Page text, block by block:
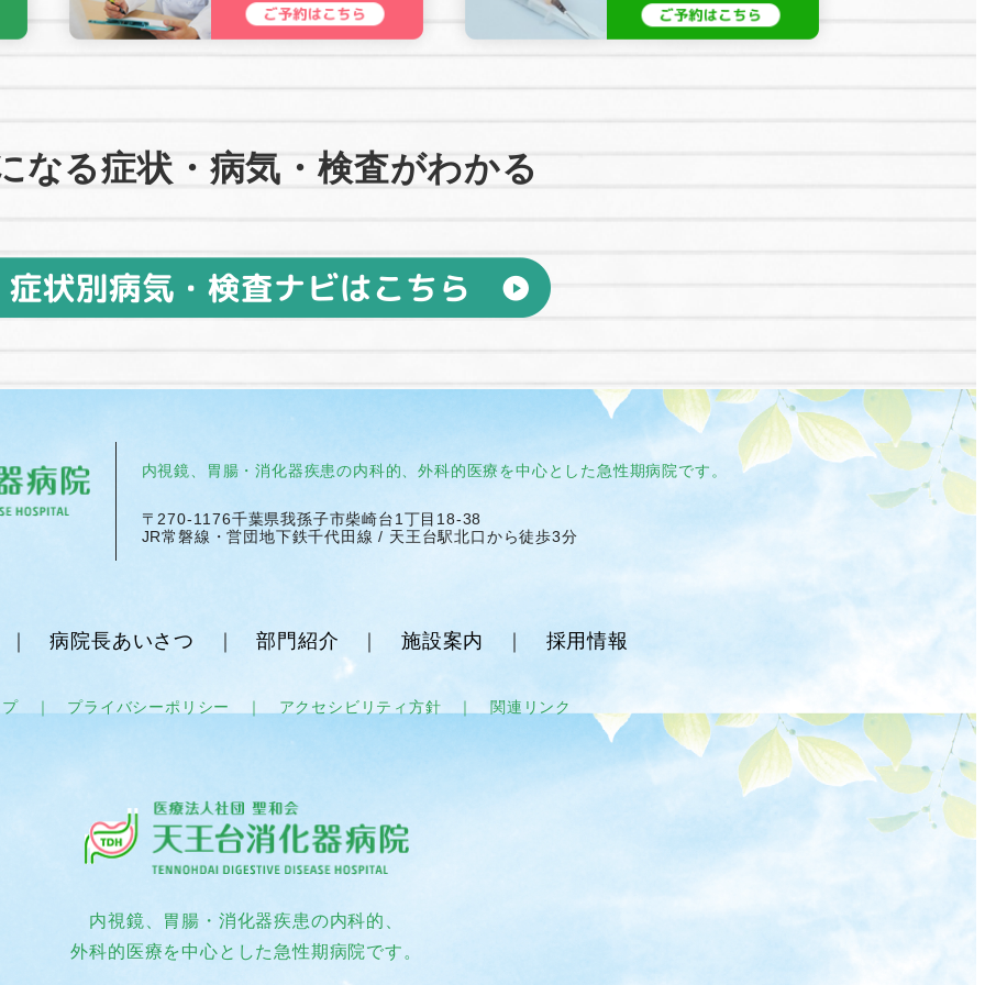
なる症状・病気・検査がわかる
内視鏡、胃腸・消化器疾患の内科的、外科的医療を中心とした急性期病院です。
〒270-1176千葉県我孫子市柴崎台1丁目18-38
JR常磐線・営団地下鉄千代田線 / 天王台駅北口から徒歩3分
病院長あいさつ ｜部門紹介 ｜施設案内 ｜ 採用情報
｜ プライバシーポリシー ｜ アクセシビリティ方針 ｜関連リンク
内視鏡、胃腸・消化器疾患の内科的、
外科的医療を中心とした急性期病院です。